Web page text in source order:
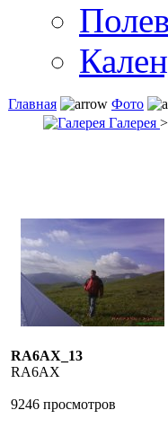
Главная Фото
Галерея
RA6AX_13
RA6AX
9246 просмотров